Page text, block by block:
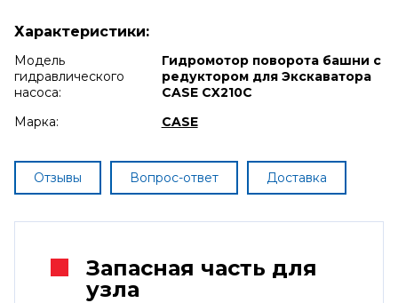
Характеристики:
Модель
гидравлического
насоса:
Гидромотор поворота башни с
редуктором для Экскаватора
CASE CX210C
Марка:
CASE
Отзывы Вопрос-ответ Доставка
Запасная часть для
узла